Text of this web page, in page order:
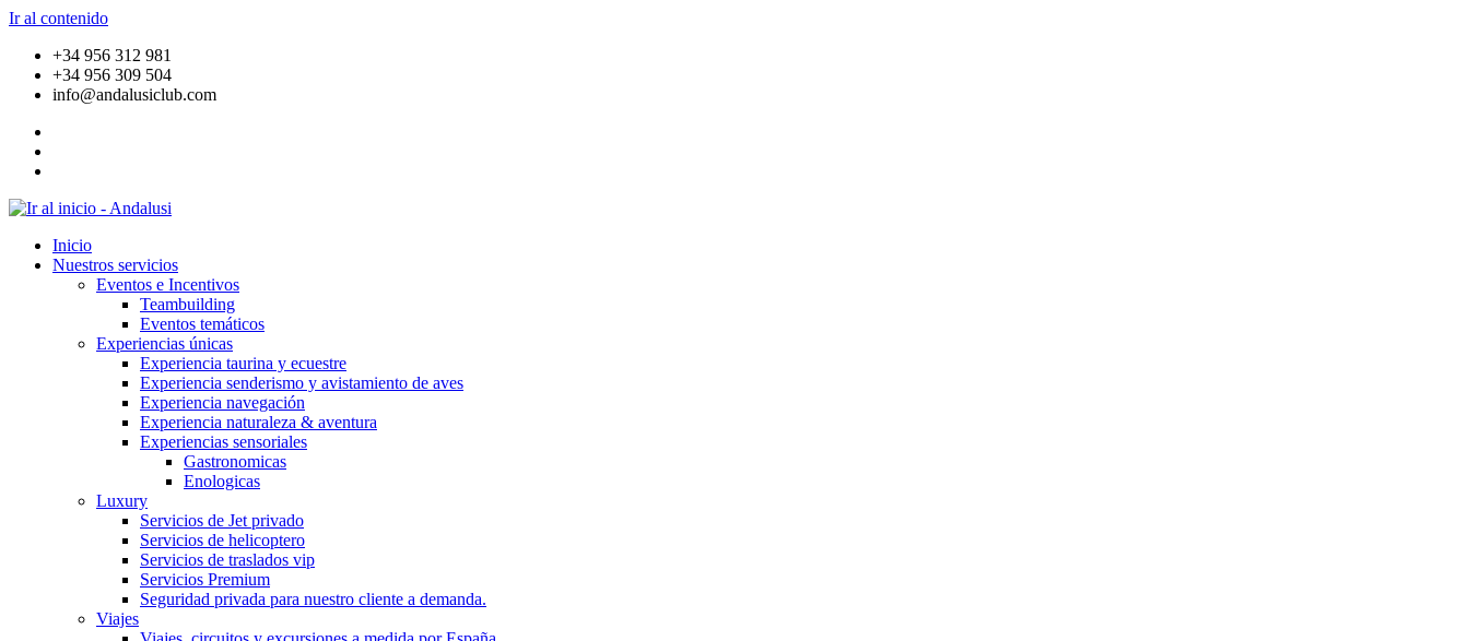
Ir al contenido
+34 956 312 981
+34 956 309 504
info@andalusiclub.com
Inicio
Nuestros servicios
Eventos e Incentivos
Teambuilding
Eventos temáticos
Experiencias únicas
Experiencia taurina y ecuestre
Experiencia senderismo y avistamiento de aves
Experiencia navegación
Experiencia naturaleza & aventura
Experiencias sensoriales
Gastronomicas
Enologicas
Luxury
Servicios de Jet privado
Servicios de helicoptero
Servicios de traslados vip
Servicios Premium
Seguridad privada para nuestro cliente a demanda.
Viajes